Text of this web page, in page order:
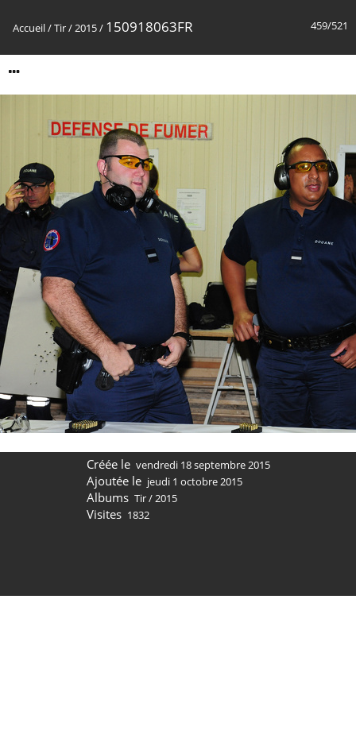
459/521
Accueil/Tir/2015/ 150918063FR
Créée le vendredi 18 septembre 2015
Ajoutée le jeudi 1 octobre 2015
Albums Tir/2015
Visites 1832